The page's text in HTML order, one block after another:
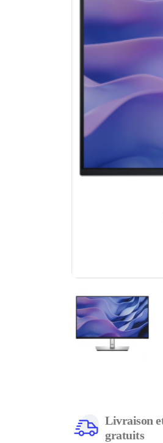
Livraison
gratuits